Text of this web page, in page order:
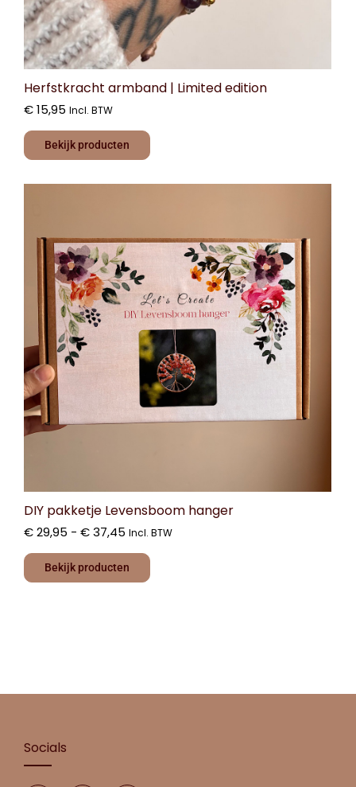
Herfstkracht armband | Limited edition
€15,95 Incl. BTW
Bekijk producten
DIY pakketje Levensboom hanger
€29,95 - €37,45 Incl. BTW
Bekijk producten
Socials